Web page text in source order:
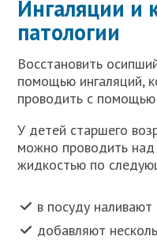
Ингаляции и
патологии
Восстановить
помощью ингаляций,
проводить с помощью
У детей старшего
можно проводить над
жидкостью по
в посуду
добавляют